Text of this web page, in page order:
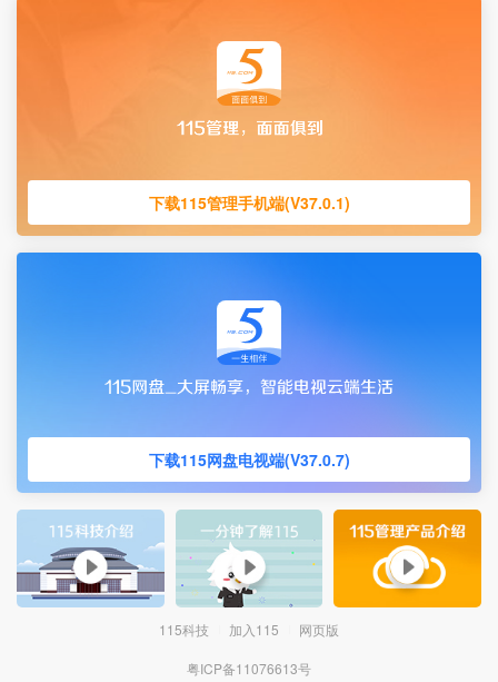
下载115管理手机端(V37.0.1)
下载115网盘电视端(V37.0.7)
115科技 加入115 网页版
粤ICP备11076613号